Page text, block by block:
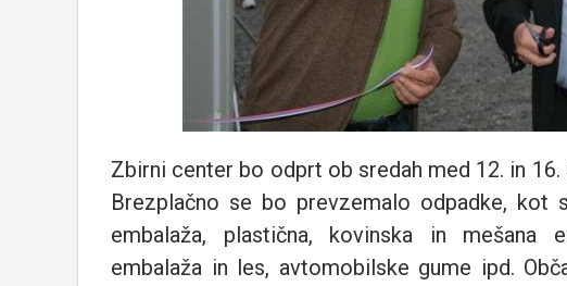
Zbirni center bo odprt ob sredah med 12. in
Brezplačno se bo prevzemalo odpadke, kot
embalaža, plastična, kovinska in mešana
embalaža in les, avtomobilske gume ipd.